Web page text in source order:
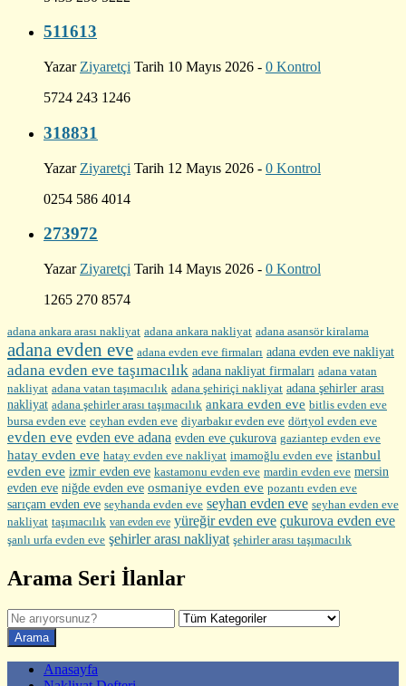
511613
Yazar Ziyaretçi Tarih 10 Mayıs 2026 - 0 Kontrol
5724 243 1246
318831
Yazar Ziyaretçi Tarih 12 Mayıs 2026 - 0 Kontrol
0254 586 4014
273972
Yazar Ziyaretçi Tarih 14 Mayıs 2026 - 0 Kontrol
1265 270 8574
adana ankara arası nakliyat adana ankara nakliyat adana asansör kiralama
adana evden eve adana evden eve firmaları adana evden eve nakliyat
adana evden eve taşımacılık adana nakliyat firmaları adana vatan
nakliyat adana vatan taşımacılık adana şehiriçi nakliyat adana şehirler arası
nakliyat adana şehirler arası taşımacılık ankara evden eve bitlis evden eve
bursa evden eve ceyhan evden eve diyarbakır evden eve dörtyol evden eve
evden eve evden eve adana evden eve çukurova gaziantep evden eve
hatay evden eve hatay evden eve nakliyat imamoğlu evden eve istanbul
evden eve izmir evden eve kastamonu evden eve mardin evden eve mersin
evden eve niğde evden eve osmaniye evden eve pozantı evden eve
sarıçam evden eve seyhanda evden eve seyhan evden eve seyhan evden eve
nakliyat taşımacılık van evden eve yüreğir evden eve çukurova evden eve
şanlı urfa evden eve şehirler arası nakliyat şehirler arası taşımacılık
Arama Seri İlanlar
Anasayfa